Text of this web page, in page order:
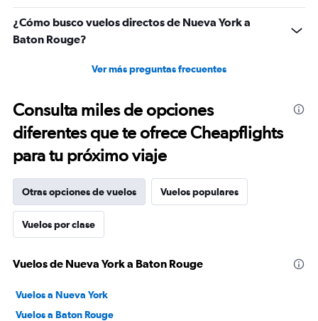
¿Cómo busco vuelos directos de Nueva York a
Baton Rouge?
Ver más preguntas frecuentes
Consulta miles de opciones
diferentes que te ofrece Cheapflights
para tu próximo viaje
Otras opciones de vuelos Vuelos populares
Vuelos por clase
Vuelos de Nueva York a Baton Rouge
Vuelos a Nueva York
Vuelos a Baton Rouge